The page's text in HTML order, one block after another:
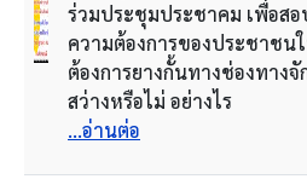
ร่วมประชุมประชาคม เพื่อส
ความต้องการของประชาชน
ต้องการยางกั้นทางช่องทาง
สว่างหรือไม่ อย่างไร
...อ่านต่อ